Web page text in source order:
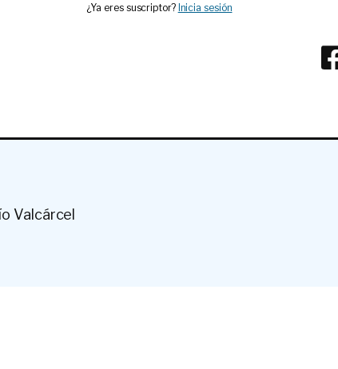
¿Ya eres suscriptor? Inicia sesión
Valcárcel